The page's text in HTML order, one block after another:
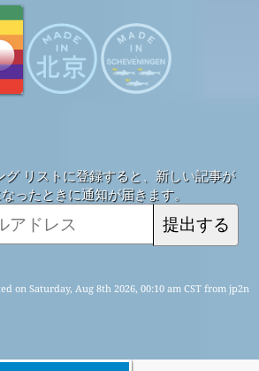
グ リストに登録すると、新しい記事が
ったときに通知が届きます。
提出する
on Saturday, Aug 8th 2026, 00:10 am CST from jp2n